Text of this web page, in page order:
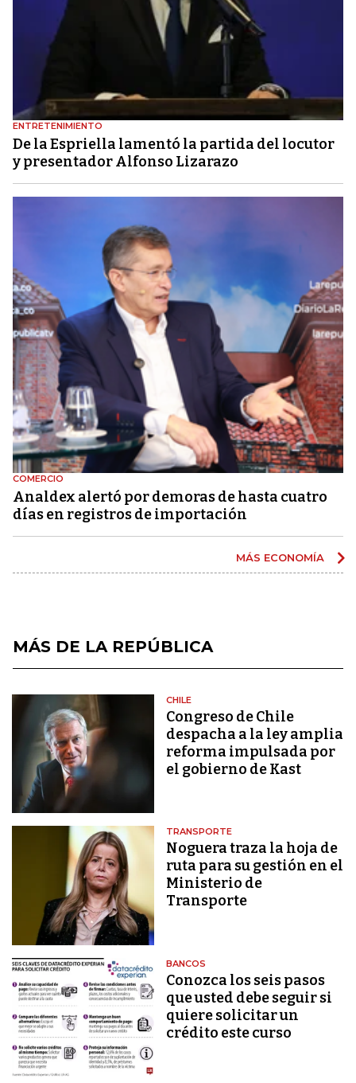
ENTRETENIMIENTO
De la Espriella lamentó la partida del locutor
y presentador Alfonso Lizarazo
COMERCIO
Analdex alertó por demoras de hasta cuatro
días en registros de importación
MÁS ECONOMÍA
MÁS DE LA REPÚBLICA
CHILE
Congreso de Chile
despacha a la ley amplia
reforma impulsada por
el gobierno de Kast
TRANSPORTE
Noguera traza la hoja de
ruta para su gestión en el
Ministerio de
Transporte
BANCOS
Conozca los seis pasos
que usted debe seguir si
quiere solicitar un
crédito este curso